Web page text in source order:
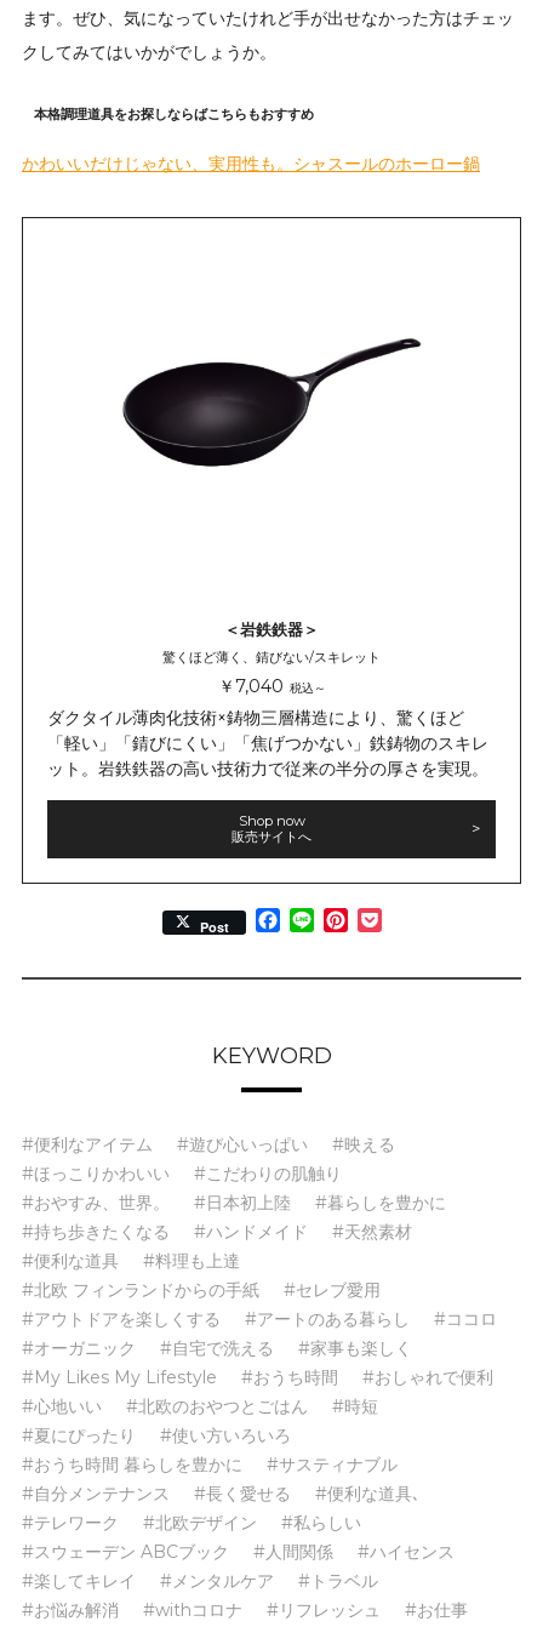
ます。ぜひ、気になっていたけれど手が出せなかった方はチェッ
クしてみてはいかがでしょうか。
本格調理道具をお探しならばこちらもおすすめ
かわいいだけじゃない、実用性も。シャスールのホーロー鍋
＜岩鉄鉄器＞
驚くほど薄く、錆びない/スキレット
￥7,040 税込～
ダクタイル薄肉化技術×鋳物三層構造により、驚くほど
「軽い」「錆びにくい」「焦げつかない」鉄鋳物のスキレ
ット。岩鉄鉄器の高い技術力で従来の半分の厚さを実現。
Shop now
販売サイトへ
Post Facebook
Line Pinterest
KEYWORD
#便利なアイテム #遊び心いっぱい
#映える
#ほっこりかわいい
#こだわりの肌触り
#おやすみ、世界。
#日本初上陸
#暮らしを豊かに
#持ち歩きたくなる
#ハンドメイド
#天然素材
#便利な道具
#料理も上達
#北欧 フィンランドからの手紙
#セレブ愛用
#アウトドアを楽しくする
#アートのある暮らし
#ココロ
#オーガニック
#自宅で洗える
#家事も楽しく
#My Likes My Lifestyle
#おうち時間
#おしゃれで便利
#心地いい
#北欧のおやつとごはん
#時短
#夏にぴったり
#使い方いろいろ
#おうち時間 暮らしを豊かに
#サスティナブル
#自分メンテナンス
#長く愛せる
#便利な道具､
#テレワーク
#北欧デザイン
#私らしい
#スウェーデン ABCブック
#人間関係
#ハイセンス
#楽してキレイ
#メンタルケア
#トラベル
#お悩み解消
#withコロナ #リフレッシュ
#お仕事